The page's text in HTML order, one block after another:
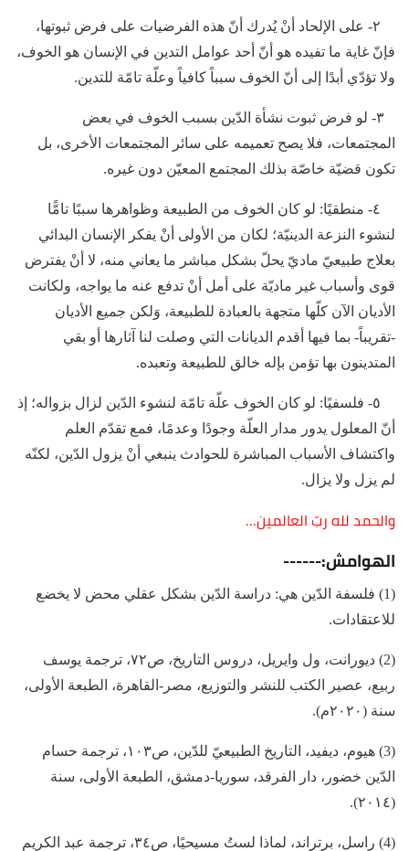
٢- على الإلحاد أنْ يُدرك أنّ هذه الفرضيات على فرض ثبوتها،
فإنّ غاية ما تفيده هو أنّ أحد عوامل التدين في الإنسان هو الخوف،
ولا تؤدّي أبدًا إلى أنّ الخوف سبباً كافياً وعلّة تامّة للتدين.
٣- لو فرض ثبوت نشأة الدّين بسبب الخوف في بعض
المجتمعات، فلا يصح تعميمه على سائر المجتمعات الأخرى، بل
تكون قضيّة خاصّة بذلك المجتمع المعيّن دون غيره.
٤- منطقيًا: لو كان الخوف من الطبيعة وظواهرها سببًا تامًّا
لنشوء النزعة الدينيّة؛ لكان من الأولى أنْ يفكر الإنسان البدائي
بعلاج طبيعيّ ماديّ يحلّ بشكل مباشر ما يعاني منه، لا أنْ يفترض
قوى وأسباب غير ماديّة على أمل أنْ تدفع عنه ما يواجه، ولكانت
الأديان الآن كلّها متجهة بالعبادة للطبيعة، وَلكن جميع الأديان
-تقريباً- بما فيها أقدم الديانات التي وصلت لنا آثارها أو بقي
المتدينون بها تؤمن بإله خالق للطبيعة وتعبده.
٥- فلسفيًا: لو كان الخوف علّة تامّة لنشوء الدّين لزال بزواله؛ إذ
أنّ المعلول يدور مدار العلّة وجودًا وعدمًا، فمع تقدّم العلم
واكتشاف الأسباب المباشرة للحوادث ينبغي أنْ يزول الدّين، لكنّه
لم يزل ولا يزال.
والحمد لله ربّ العالمين…
الهوامش:------
(1) فلسفة الدّين هي: دراسة الدّين بشكل عقلي محض لا يخضع
للاعتقادات.
(2) ديورانت، ول وايريل، دروس التاريخ، ص٧٢، ترجمة يوسف
ربيع، عصير الكتب للنشر والتوزيع، مصر-القاهرة، الطبعة الأولى،
سنة (٢٠٢٠م).
(3) هيوم، ديفيد، التاريخ الطبيعيّ للدّين، ص١٠٣، ترجمة حسام
الدّين خضور، دار الفرقد، سوريا-دمشق، الطبعة الأولى، سنة
(٢٠١٤).
(4) راسل، برتراند، لماذا لستُ مسيحيًا، ص٣٤، ترجمة عبد الكريم